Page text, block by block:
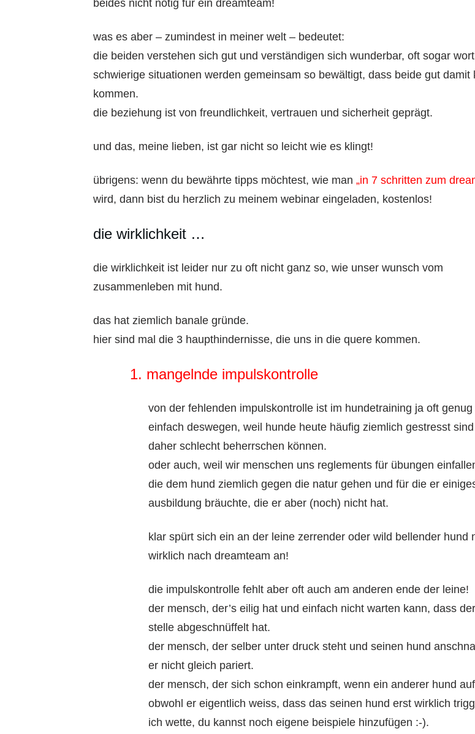
beides nicht nötig für ein dreamteam!
was es aber – zumindest in meiner welt – bedeutet:
die beiden verstehen sich gut und verständigen sich wunderbar, oft sogar
schwierige situationen werden gemeinsam so bewältigt, dass beide gut damit
kommen.
die beziehung ist von freundlichkeit, vertrauen und sicherheit geprägt.
und das, meine lieben, ist gar nicht so leicht wie es klingt!
übrigens: wenn du bewährte tipps möchtest, wie man „in 7 schritten zum
wird, dann bist du herzlich zu meinem webinar eingeladen, kostenlos!
die wirklichkeit …
die wirklichkeit ist leider nur zu oft nicht ganz so, wie unser wunsch vom
zusammenleben mit hund.
das hat ziemlich banale gründe.
hier sind mal die 3 haupthindernisse, die uns in die quere kommen.
1. mangelnde impulskontrolle
von der fehlenden impulskontrolle ist im hundetraining ja oft genug
einfach deswegen, weil hunde heute häufig ziemlich gestresst
daher schlecht beherrschen können.
oder auch, weil wir menschen uns reglements für übungen
die dem hund ziemlich gegen die natur gehen und für die er
ausbildung bräuchte, die er aber (noch) nicht hat.
klar spürt sich ein an der leine zerrender oder wild bellender hund
wirklich nach dreamteam an!
die impulskontrolle fehlt aber oft auch am anderen ende der leine!
der mensch, der’s eilig hat und einfach nicht warten kann, dass
stelle abgeschnüffelt hat.
der mensch, der selber unter druck steht und seinen hund
er nicht gleich pariert.
der mensch, der sich schon einkrampft, wenn ein anderer hund
obwohl er eigentlich weiss, dass das seinen hund erst wirklich
ich wette, du kannst noch eigene beispiele hinzufügen :-).